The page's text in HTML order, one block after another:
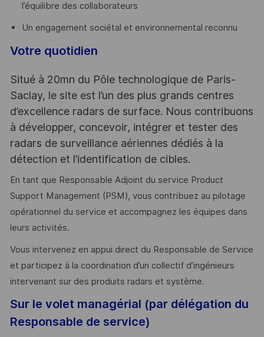
l’équilibre des collaborateurs
Un engagement sociétal et environnemental reconnu
Votre quotidien
Situé à 20mn du Pôle technologique de Paris-
Saclay, le site est l’un des plus grands centres
d’excellence radars de surface. Nous contribuons
à développer, concevoir, intégrer et tester des
radars de surveillance aériennes dédiés à la
détection et l’identification de cibles.
En tant que Responsable Adjoint du service Product
Support Management (PSM), vous contribuez au pilotage
opérationnel du service et accompagnez les équipes dans
leurs activités.
Vous intervenez en appui direct du Responsable de Service
et participez à la coordination d’un collectif d’ingénieurs
intervenant sur des produits radars et système.
Sur le volet managérial (par délégation du
Responsable de service)